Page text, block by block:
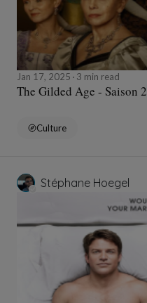
Jan 17, 2025 3 min read
The Gilded Age - Saison 2
Culture
Stéphane Hoegel